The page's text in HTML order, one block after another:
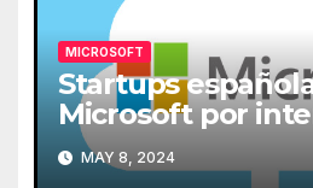
MICROSOFT
Startups
Microsoft por
expulsarlas de la
MAY 8, 2024